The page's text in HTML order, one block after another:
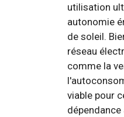
utilisation
autonomie
de soleil.
réseau
comme la
viable pour